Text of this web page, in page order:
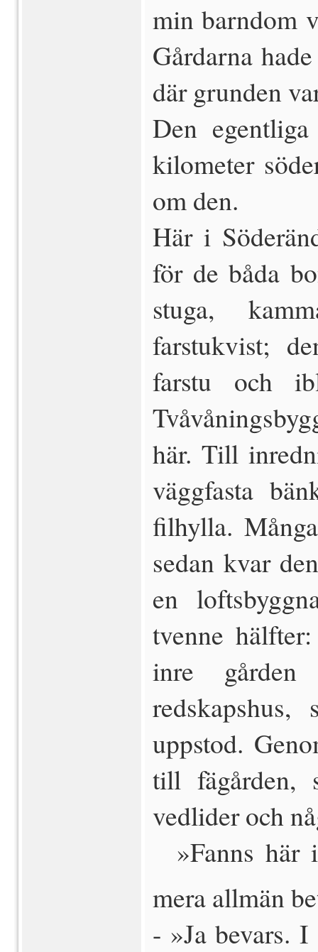
min barndom
Gårdarna
där grunden
Den
kilometer
om den.
Här i
för de båda
stuga,
farstukvist;
farstu och
här. Till
väggfasta
filhylla.
sedan kvar
en
tvenne
inre
uppstod.
till fägården,
vedlider och
 »Fanns
mera allmän
- »Ja